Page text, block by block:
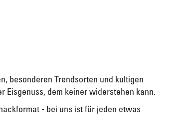
besonderen Trendsorten und kultigen
Eisgenuss, dem keiner widerstehen kann.
- bei uns ist für jeden etwas